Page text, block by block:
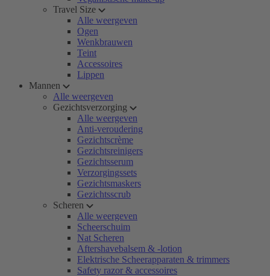
Travel Size
Alle weergeven
Ogen
Wenkbrauwen
Teint
Accessoires
Lippen
Mannen
Alle weergeven
Gezichtsverzorging
Alle weergeven
Anti-veroudering
Gezichtscrème
Gezichtsreinigers
Gezichtsserum
Verzorgingssets
Gezichtsmaskers
Gezichtsscrub
Scheren
Alle weergeven
Scheerschuim
Nat Scheren
Aftershavebalsem & -lotion
Elektrische Scheerapparaten & trimmers
Safety razor & accessoires